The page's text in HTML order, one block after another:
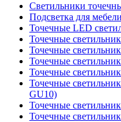
Светильники
Подсветка для мебели
Точечные LED
Точечные
Точечные
Точечные
Точечные
Точечные
GU10)
Точечные
Точечные